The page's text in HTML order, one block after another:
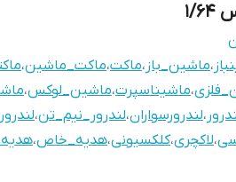
،ماشین_باز ،ماکت،ماکت_ماشین،
،ماشیناسپرت،ماشین_لوکس،
،لندرورسواران،لندرور_نیم_تن،
،لاکچری،کلکسیونی،هدیه_خاص،